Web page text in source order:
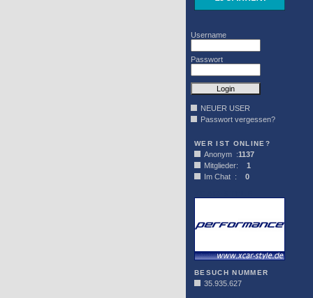
Username
Passwort
NEUER USER
Passwort vergessen?
WER IST ONLINE?
Anonym :1137
Mitglieder: 1
Im Chat : 0
BESUCH NUMMER
35.935.627